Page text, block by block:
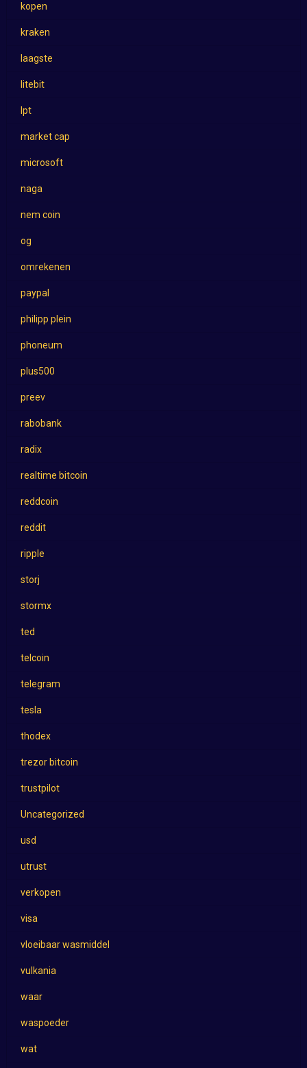
kopen
kraken
laagste
litebit
lpt
market cap
microsoft
naga
nem coin
og
omrekenen
paypal
philipp plein
phoneum
plus500
preev
rabobank
radix
realtime bitcoin
reddcoin
reddit
ripple
storj
stormx
ted
telcoin
telegram
tesla
thodex
trezor bitcoin
trustpilot
Uncategorized
usd
utrust
verkopen
visa
vloeibaar wasmiddel
vulkania
waar
waspoeder
wat